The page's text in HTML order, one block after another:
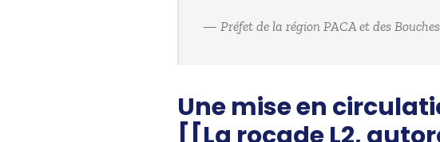
— Préfet de la région PACA et des
Une mise en